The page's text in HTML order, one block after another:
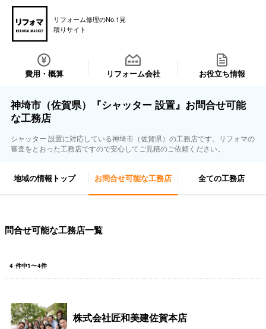
リフォーム修理のNo.1見
積りサイト
費用・概算 リフォーム会社 お役立ち情報
神埼市（佐賀県）『シャッター 設置』お問合せ可能
な工務店
シャッター 設置に対応している神埼市（佐賀県）の工務店です。リフォマの
審査をとおった工務店ですので安心してご見積のご依頼ください。
地域の情報トップ お問合せ可能な工務店 全ての工務店
問合せ可能な工務店一覧
4 件中1〜4件
株式会社匠和美建佐賀本店